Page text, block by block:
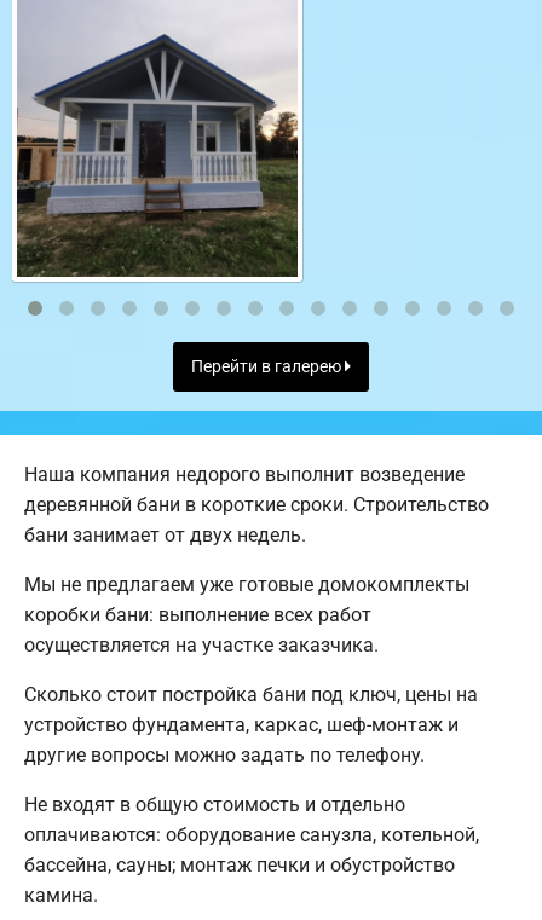
Перейти в галерею
Наша компания недорого выполнит возведение
деревянной бани в короткие сроки. Строительство
бани занимает от двух недель.
Мы не предлагаем уже готовые домокомплекты
коробки бани: выполнение всех работ
осуществляется на участке заказчика.
Сколько стоит постройка бани под ключ, цены на
устройство фундамента, каркас, шеф-монтаж и
другие вопросы можно задать по телефону.
Не входят в общую стоимость и отдельно
оплачиваются: оборудование санузла, котельной,
бассейна, сауны; монтаж печки и обустройство
камина.